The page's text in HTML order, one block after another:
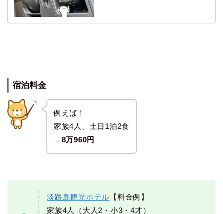
宿泊料金
例えば！
家族4人、土日1泊2食
→ 8万960円
淡路島観光ホテル 【料金例】
家族4人（大人2・小3・4才）